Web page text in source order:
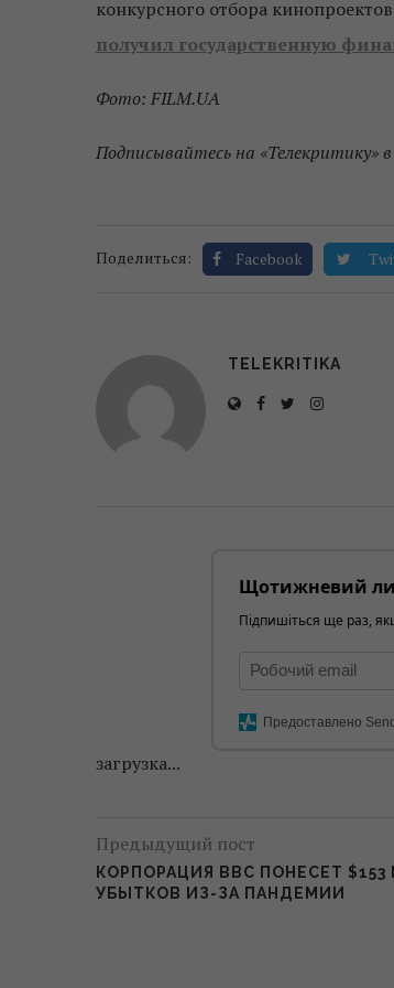
конкурсного отбора кинопроектов
получил государственную
Фото: FILM.UA
Подписывайтесь на «Телекритику»в
Поделиться: Facebook
TELEKRITIKA
Щотижневий
Підпишіться ще раз,
Предоставлено
загрузка...
Предыдущий пост
КОРПОРАЦИЯ BBC ПОНЕСЕТ $153
УБЫТКОВ ИЗ-ЗА ПАНДЕМИИ